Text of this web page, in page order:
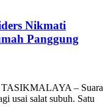
Nikmati
Panggung
– Suara
usai salat subuh. Satu